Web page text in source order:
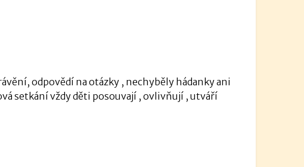
odpovědí na otázky , nechyběly hádanky ani
setkání vždy děti posouvají , ovlivňují , utváří